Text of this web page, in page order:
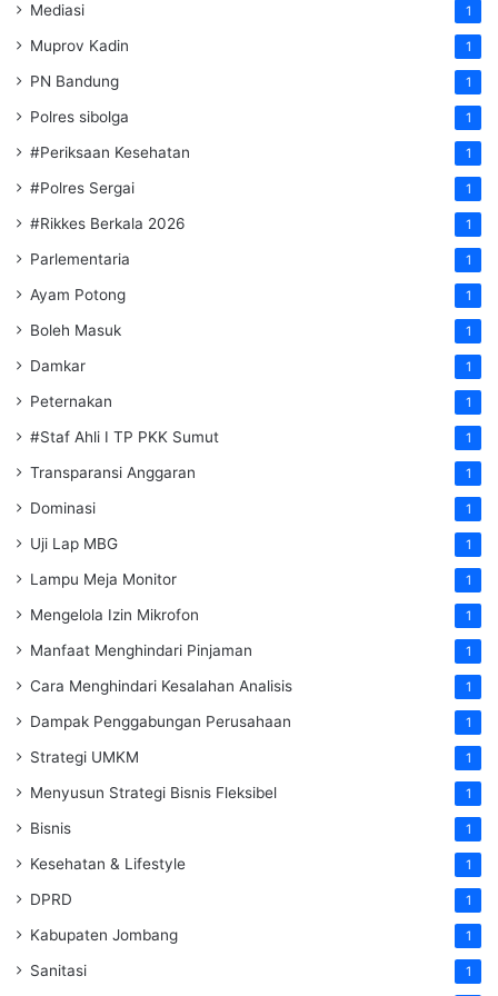
Mediasi 1
Muprov Kadin 1
PN Bandung 1
Polres sibolga 1
#Periksaan Kesehatan 1
#Polres Sergai 1
#Rikkes Berkala 2026 1
Parlementaria 1
Ayam Potong 1
Boleh Masuk 1
Damkar 1
Peternakan 1
#Staf Ahli I TP PKK Sumut 1
Transparansi Anggaran 1
Dominasi 1
Uji Lap MBG 1
Lampu Meja Monitor 1
Mengelola Izin Mikrofon 1
Manfaat Menghindari Pinjaman 1
Cara Menghindari Kesalahan Analisis 1
Dampak Penggabungan Perusahaan 1
Strategi UMKM 1
Menyusun Strategi Bisnis Fleksibel 1
Bisnis 1
Kesehatan & Lifestyle 1
DPRD 1
Kabupaten Jombang 1
Sanitasi 1